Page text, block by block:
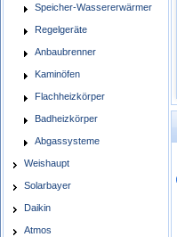
Speicher-Wassererwärmer
Regelgeräte
Anbaubrenner
Kaminöfen
Flachheizkörper
Badheizkörper
Abgassysteme
Weishaupt
Solarbayer
Daikin
Atmos